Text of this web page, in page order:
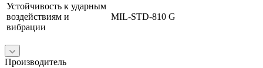
Устойчивость к ударным
воздействиям и
вибрации
MIL-STD-810 G
Производитель